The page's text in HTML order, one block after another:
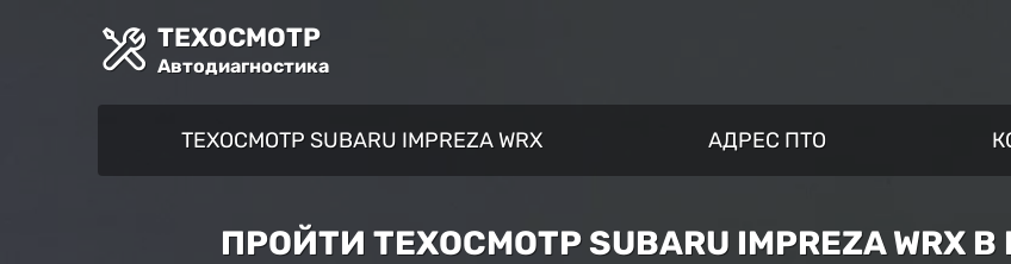
ТЕХОСМОТР
Автодиагностика
ТЕХОСМОТР SUBARU IMPREZA WRX АДРЕС ПТО
ПРОЙТИ ТЕХОСМОТР SUBARU IMPREZA